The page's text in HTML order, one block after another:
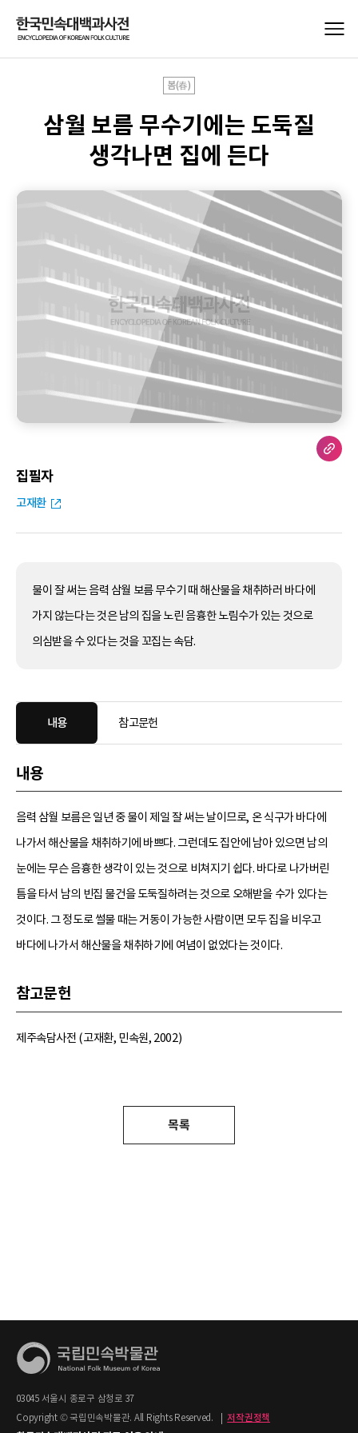
봄(春)
삼월 보름 무수기에는 도둑질
생각나면 집에 든다
집필자
고재환
물이 잘 써는 음력 삼월 보름 무수기 때 해산물을 채취하러 바다에
가지 않는다는 것은 남의 집을 노린 음흉한 노림수가 있는 것으로
의심받을 수 있다는 것을 꼬집는 속담.
내용 참고문헌
내용
음력 삼월 보름은 일년 중 물이 제일 잘 써는 날이므로, 온 식구가 바다에
나가서 해산물을 채취하기에 바쁘다. 그런데도 집안에 남아 있으면 남의
눈에는 무슨 음흉한 생각이 있는 것으로 비쳐지기 쉽다. 바다로 나가버린
틈을 타서 남의 빈집 물건을 도둑질하려는 것으로 오해받을 수가 있다는
것이다. 그 정도로 썰물 때는 거동이 가능한 사람이면 모두 집을 비우고
바다에 나가서 해산물을 채취하기에 여념이 없었다는 것이다.
참고문헌
제주속담사전 (고재환, 민속원, 2002)
목록
03045 서울시 종로구 삼청로 37
Copyright © 국립민속박물관. All Rights Reserved.
저작권정책